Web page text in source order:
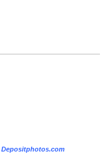
Depositphotos.com